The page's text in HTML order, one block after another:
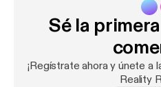
Sé la
¡Regístrate ahora y únete a
Reality